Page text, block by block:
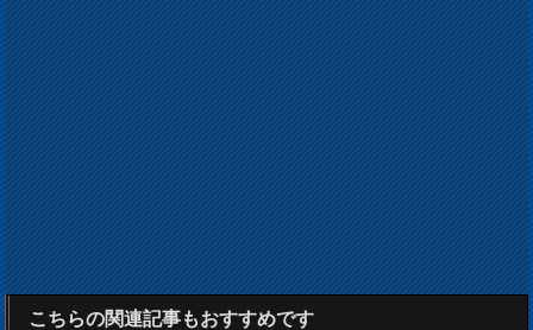
こちらの関連記事もおすすめです